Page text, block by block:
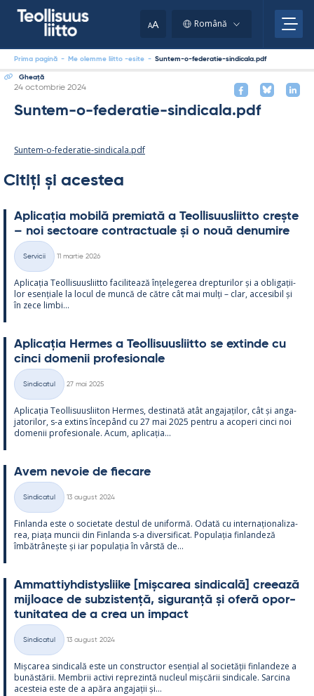
AA Română
Prima pagină - Me olemme liitto -esite - Suntem-o-federatie-sindicala.pdf
Gheaţă
Kirjoitettu
24 octombrie 2024
Suntem-o-federatie-sindicala.pdf
Suntem-o-federatie-sindicala.pdf
Citiți și acestea
Aplicația mo­bilă pre­miată a Teol­li­suus­liitto crește
– noi sec­toare cont­rac­tuale și o nouă de­nu­mire
Categorii
Servicii
11 martie 2026
Aplicația Teol­li­suus­liitto faci­li­tează înțe­le­ge­rea drep­tu­ri­lor și a obli­gații­
lor esențiale la locul de muncă de către cât mai mulți – clar, acce­si­bil și
în zece limbi...
Aplicația Her­mes a Teol­li­suus­liitto se ex­tinde cu
cinci do­me­nii pro­fe­sio­nale
Categorii
Sindicatul
27 mai 2025
Aplicația Teol­li­suus­lii­ton Her­mes, des­ti­nată atât an­ga­jați­lor, cât și an­ga­
ja­to­ri­lor, s-a ex­tins începând cu 27 mai 2025 pentru a aco­peri cinci noi
do­me­nii pro­fe­sio­nale. Acum, aplicația...
Avem ne­voie de fiecare
Categorii
Sindicatul
13 august 2024
Fin­landa este o socie­tate des­tul de uni­formă. Odată cu in­ter­națio­na­liza­
rea, piața muncii din Fin­landa s-a di­ver­si­ficat. Po­pu­lația fin­lan­deză
îmbătrâ­nește și iar po­pu­lația în vârstă de...
Am­mat­tiyh­dis­tys­liike [mișca­rea sin­dicală] cree­ază
mij­loace de subzis­tență, si­gu­ranță și oferă opor­
tu­ni­ta­tea de a crea un im­pact
Categorii
Sindicatul
13 august 2024
Mișca­rea sin­dicală este un con­struc­tor esențial al societății fin­lan­deze a
bunăstă­rii. Mem­brii ac­tivi reprezintă nucleul mișcă­rii sin­dicale. Sarcina
aces­teia este de a apăra an­ga­jații și...